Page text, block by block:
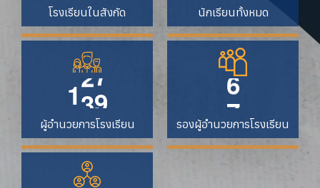
โรงเรียนในสังกัด นักเรียนทั้งหมด
143
ผู้อำนวยการโรงเรียน
7
รองผู้อำนวยการโรงเรียน